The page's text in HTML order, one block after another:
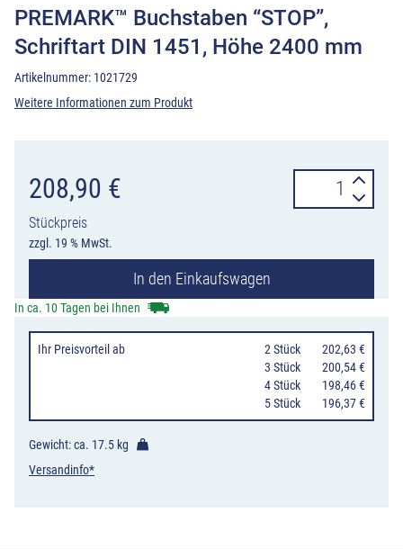
PREMARK™ Buchstaben “STOP”,
Schriftart DIN 1451, Höhe 2400 mm
Artikelnummer: 1021729
Weitere Informationen zum Produkt
208,90 €
Stückpreis
zzgl. 19 % MwSt.
PREMARK™
Buchstaben
Schriftart
Höhe
2400
mm
Menge
In den Einkaufswagen
In ca. 10 Tagen bei Ihnen
Ihr Preisvorteil ab 2 Stück
202,63 €
3 Stück
200,54 €
4 Stück
198,46 €
5 Stück 196,37 €
Gewicht: ca. 17.5 kg
Versandinfo*